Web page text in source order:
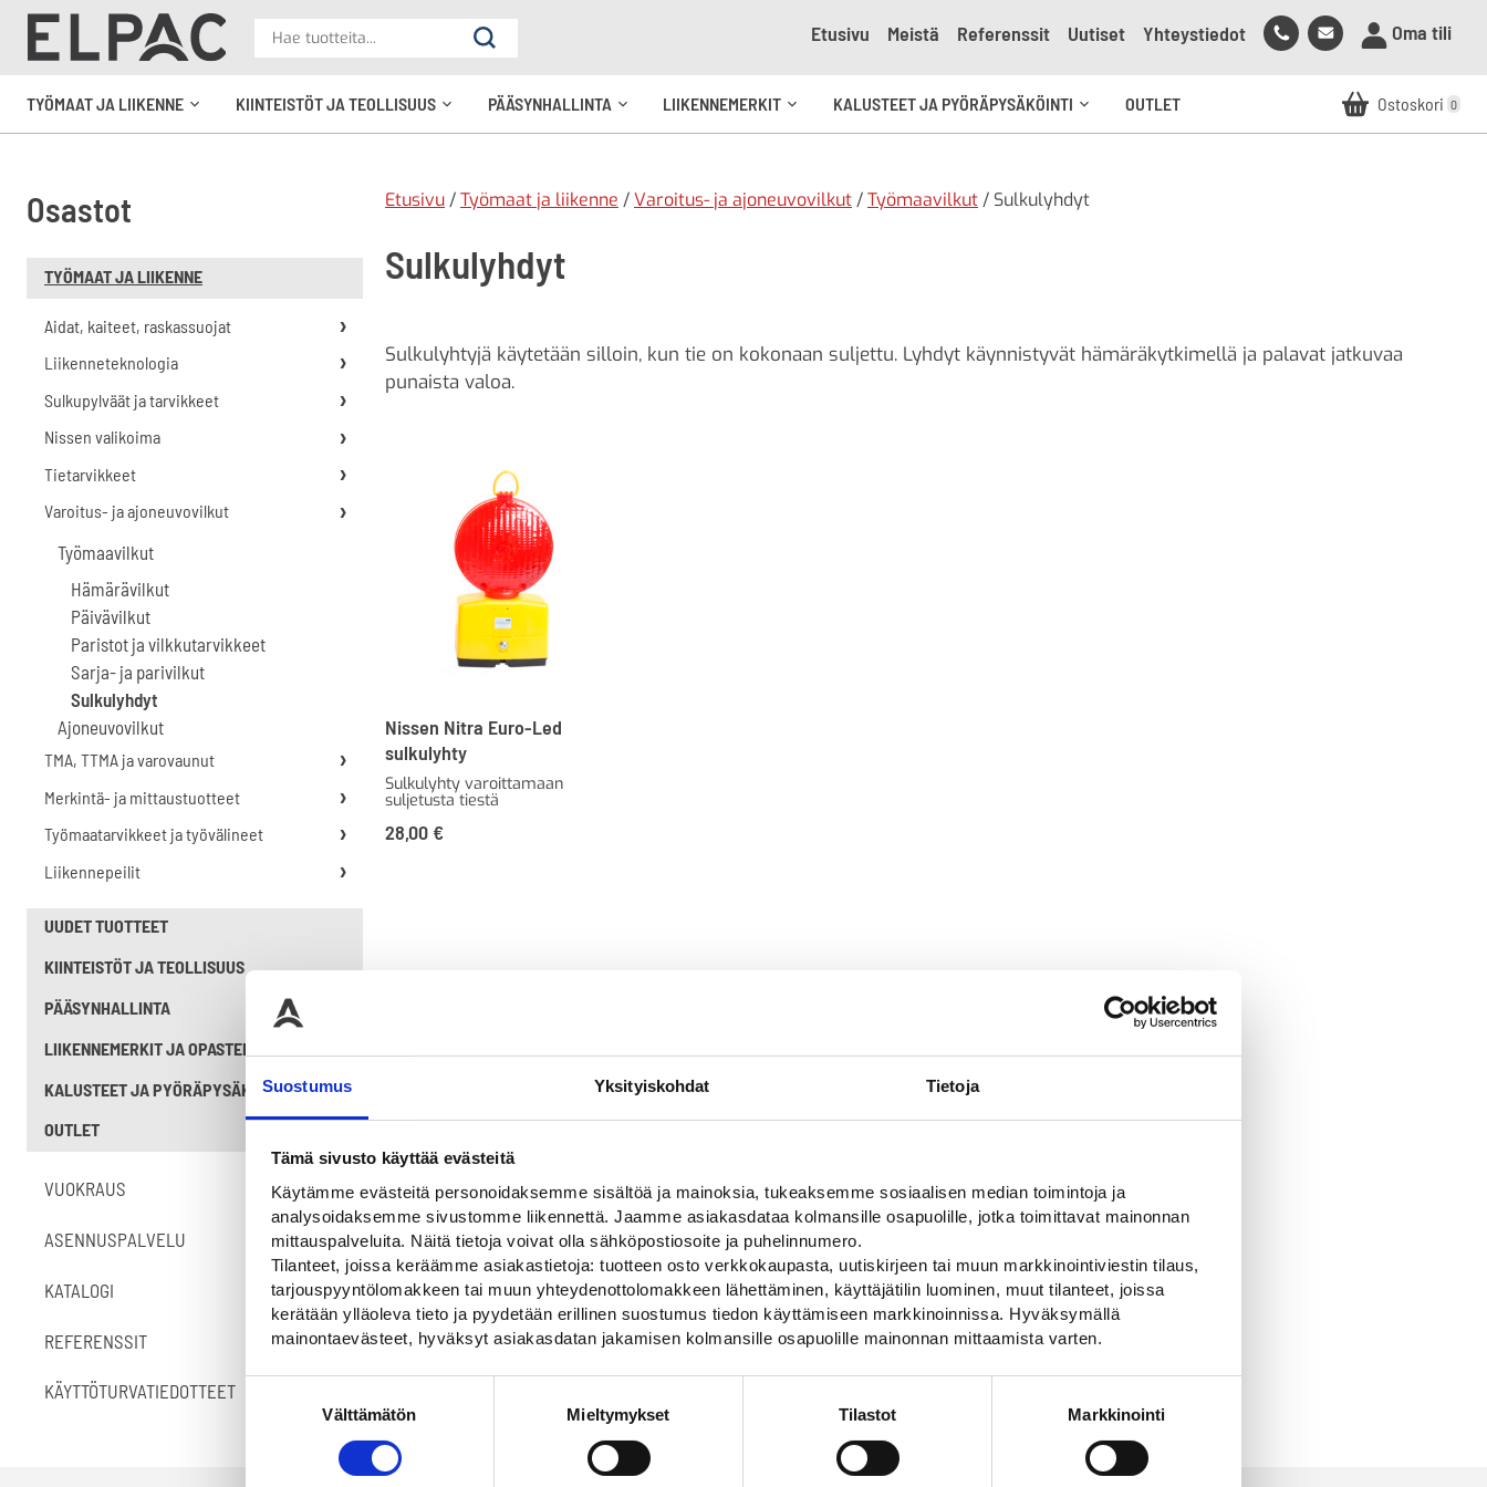
Suostumus Yksityiskohdat Tietoja
Tämä sivusto käyttää evästeitä
Käytämme evästeitä personoidaksemme sisältöä ja mainoksia, tukeaksemme sosiaalisen median toimintoja ja
analysoidaksemme sivustomme liikennettä. Jaamme asiakasdataa kolmansille osapuolille, jotka toimittavat mainonnan
mittauspalveluita. Näitä tietoja voivat olla sähköpostiosoite ja puhelinnumero.
Tilanteet, joissa keräämme asiakastietoja: tuotteen osto verkkokaupasta, uutiskirjeen tai muun markkinointiviestin tilaus,
tarjouspyyntölomakkeen tai muun yhteydenottolomakkeen lähettäminen, käyttäjätilin luominen, muut tilanteet, joissa
kerätään ylläoleva tieto ja pyydetään erillinen suostumus tiedon käyttämiseen markkinoinnissa. Hyväksymällä
mainontaevästeet, hyväksyt asiakasdatan jakamisen kolmansille osapuolille mainonnan mittaamista varten.
Välttämätön Mieltymykset Tilastot Markkinointi
Hae
Hae
Etusivu Meistä Referenssit Uutiset Yhteystiedot
Soita
meille
Lähetä
meille
Oma tili
TYÖMAAT JA LIIKENNE
KIINTEISTÖT JA TEOLLISUUS
PÄÄSYNHALLINTA
LIIKENNEMERKIT
KALUSTEET JA PYÖRÄPYSÄKÖINTI
OUTLET Ostoskori 0
Osastot
TYÖMAAT JA LIIKENNE
Aidat, kaiteet, raskassuojat
Liikenneteknologia
Sulkupylväät ja tarvikkeet
Nissen valikoima
Tietarvikkeet
Varoitus- ja ajoneuvovilkut
Työmaavilkut
Hämärävilkut
Päivävilkut
Paristot ja vilkkutarvikkeet
Sarja- ja parivilkut
Sulkulyhdyt
Ajoneuvovilkut
TMA, TTMA ja varovaunut
Merkintä- ja mittaustuotteet
Työmaatarvikkeet ja työvälineet
Liikennepeilit
UUDET TUOTTEET
KIINTEISTÖT JA TEOLLISUUS
PÄÄSYNHALLINTA
LIIKENNEMERKIT JA OPASTEET
KALUSTEET JA PYÖRÄPYSÄKÖINTI
OUTLET
VUOKRAUS
ASENNUSPALVELU
KATALOGI
REFERENSSIT
KÄYTTÖTURVATIEDOTTEET
Etusivu /Työmaat ja liikenne /Varoitus- ja ajoneuvovilkut /Työmaavilkut / Sulkulyhdyt
Sulkulyhdyt
Sulkulyhtyjä käytetään silloin, kun tie on kokonaan suljettu. Lyhdyt käynnistyvät hämäräkytkimellä ja palavat jatkuvaa
punaista valoa.
Nissen Nitra Euro-Led
sulkulyhty
Sulkulyhty varoittamaan
suljetusta tiestä
28,00 €